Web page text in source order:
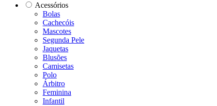
Acessórios
Bolas
Cachecóis
Mascotes
Segunda Pele
Jaquetas
Blusões
Camisetas
Polo
Árbitro
Feminina
Infantil